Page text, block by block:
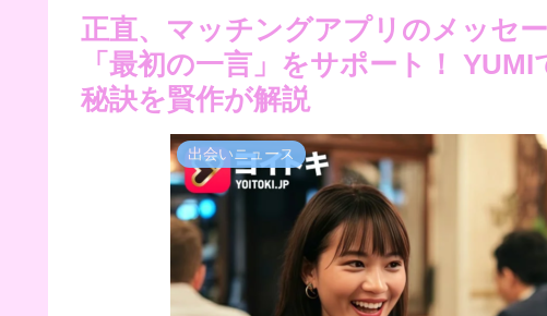
正直、マッチングアプリのメッセ
「最初の一言」をサポート！
秘訣を賢作が解説
出会いニュース